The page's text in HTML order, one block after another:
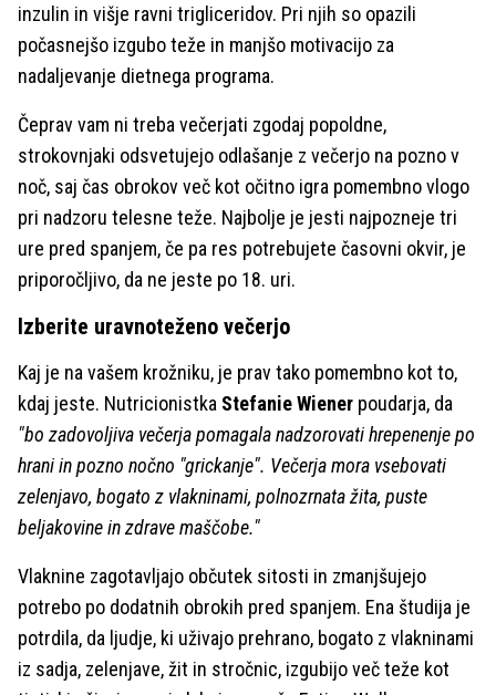
inzulin in višje ravni trigliceridov. Pri njih so opazili
počasnejšo izgubo teže in manjšo motivacijo za
nadaljevanje dietnega programa.
Čeprav vam ni treba večerjati zgodaj popoldne,
strokovnjaki odsvetujejo odlašanje z večerjo na pozno v
noč, saj čas obrokov več kot očitno igra pomembno vlogo
pri nadzoru telesne teže. Najbolje je jesti najpozneje tri
ure pred spanjem, če pa res potrebujete časovni okvir, je
priporočljivo, da ne jeste po 18. uri.
Izberite uravnoteženo večerjo
Kaj je na vašem krožniku, je prav tako pomembno kot to,
kdaj jeste. Nutricionistka Stefanie Wiener poudarja, da
"bo zadovoljiva večerja pomagala nadzorovati hrepenenje po
hrani in pozno nočno "grickanje". Večerja mora vsebovati
zelenjavo, bogato z vlakninami, polnozrnata žita, puste
beljakovine in zdrave maščobe."
Vlaknine zagotavljajo občutek sitosti in zmanjšujejo
potrebo po dodatnih obrokih pred spanjem. Ena študija je
potrdila, da ljudje, ki uživajo prehrano, bogato z vlakninami
iz sadja, zelenjave, žit in stročnic, izgubijo več teže kot